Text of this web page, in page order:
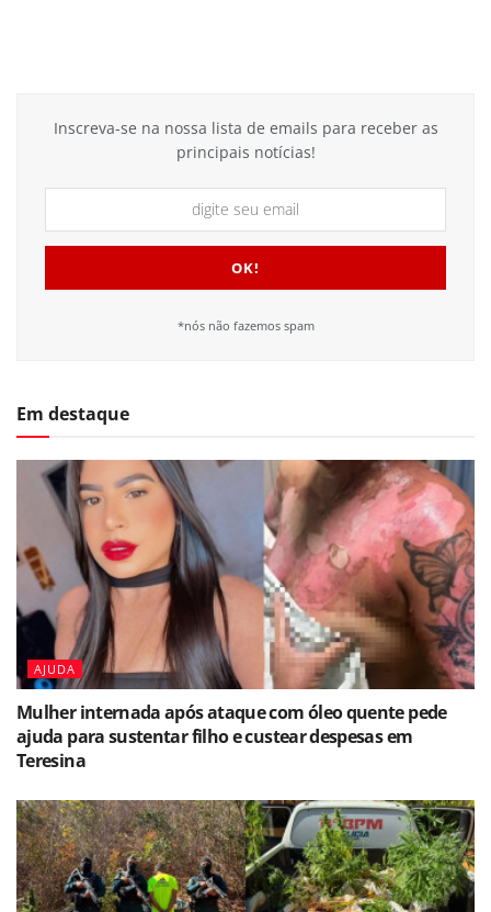
Inscreva-se na nossa lista de emails para receber as
principais notícias!
*nós não fazemos spam
Em destaque
AJUDA
Mulher internada após ataque com óleo quente pede
ajuda para sustentar filho e custear despesas em
Teresina